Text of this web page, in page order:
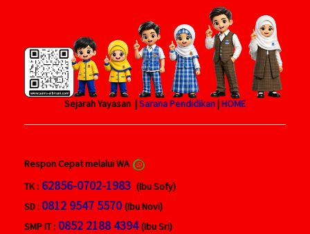
Sejarah Yayasan |Sarana Pendidikan |HOME
Respon Cepat melalui WA
TK : 62856-0702-1983 (Ibu Sofy)
SD : 0812 9547 5570(Ibu Novi)
SMP IT : 0852 2188 4394 (Ibu Sri)